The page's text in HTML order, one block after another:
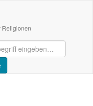
Religionen